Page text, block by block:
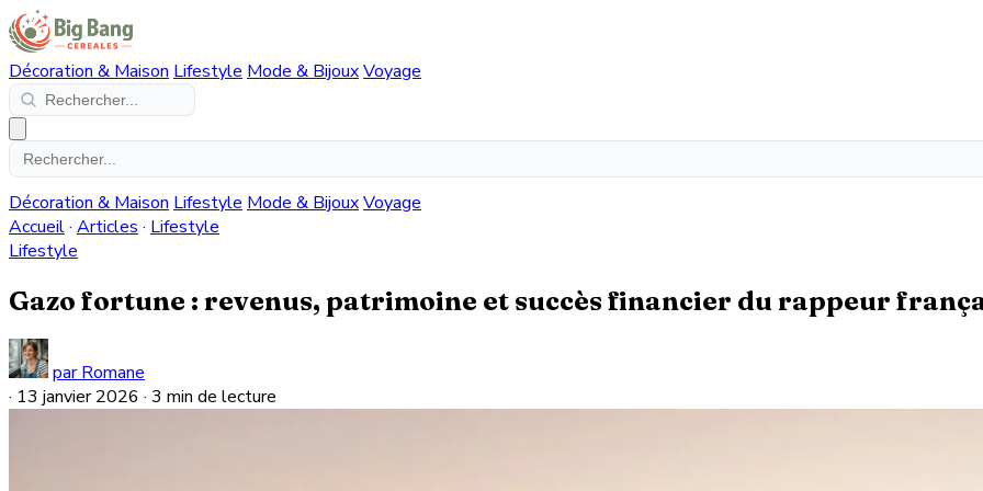
Décoration & Maison Lifestyle Mode & BijouxVoyage
Décoration & Maison Lifestyle Mode & BijouxVoyage
Accueil· Articles · Lifestyle
Lifestyle
Gazo fortune : revenus, patrimoine et succès financier du rappeur
par Romane
· 13 janvier 2026 · 3 min de lecture